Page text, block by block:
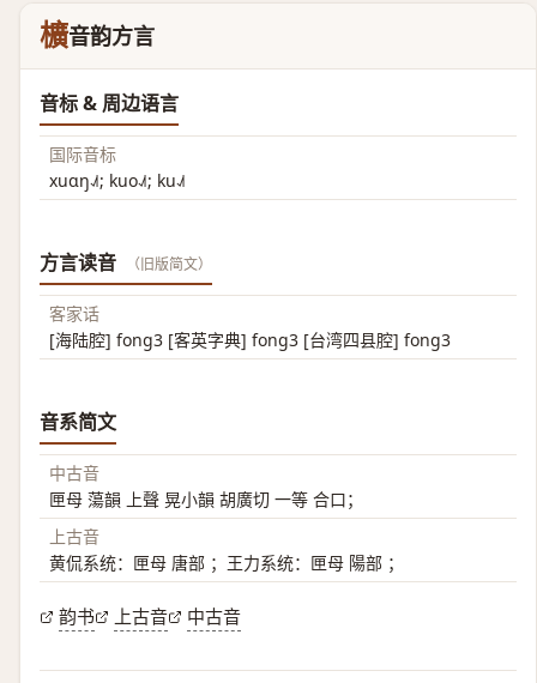
櫎音韵方言
音标 & 周边语言
国际音标
xuɑŋ˨˩˦; kuo˨˩˦; ku˨˩˦
方言读音 （旧版简文）
客家话
[海陆腔] fong3 [客英字典] fong3 [台湾四县腔] fong3
音系简文
中古音
匣母 蕩韻 上聲 晃小韻 胡廣切 一等 合口；
上古音
黄侃系统：匣母 唐部 ；王力系统：匣母 陽部 ；
韵书 上古音 中古音